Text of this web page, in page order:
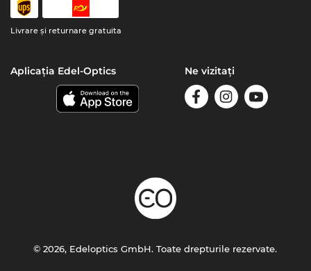
Livrare şi returnare gratuita
Aplicația Edel-Optics Ne vizitați
© 2026, Edeloptics GmbH. Toate drepturile rezervate.